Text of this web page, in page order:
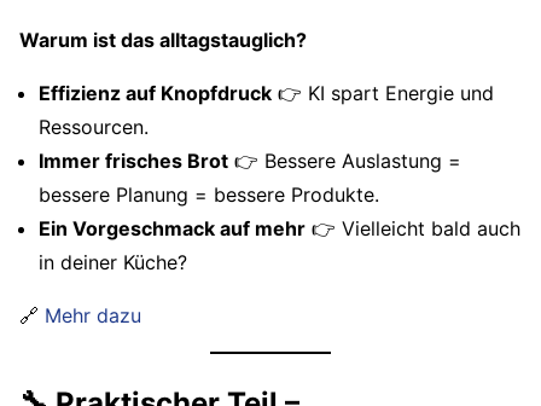
Warum ist das alltagstauglich?
Effizienz auf Knopfdruck 👉 KI spart Energie und
Ressourcen.
Immer frisches Brot 👉 Bessere Auslastung =
bessere Planung = bessere Produkte.
Ein Vorgeschmack auf mehr 👉 Vielleicht bald auch
in deiner Küche?
🔗 Mehr dazu